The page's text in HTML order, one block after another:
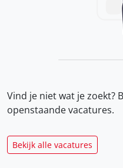
Vind je niet wat je zoekt?
openstaande vacatures.
Bekijk alle vacatures